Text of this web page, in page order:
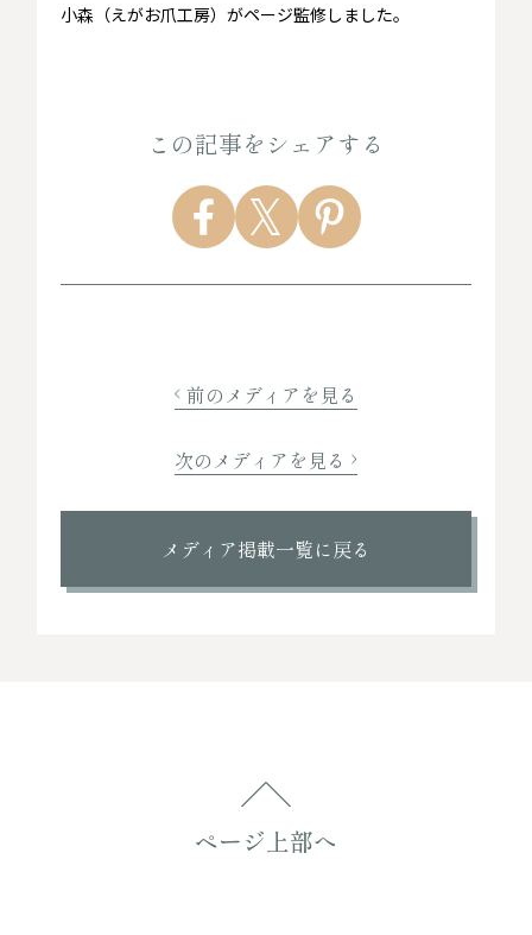
小森（えがお爪工房）がページ監修しました。
この記事をシェアする
前のメディアを見る
次のメディアを見る
メディア掲載一覧に戻る
ページ上部へ